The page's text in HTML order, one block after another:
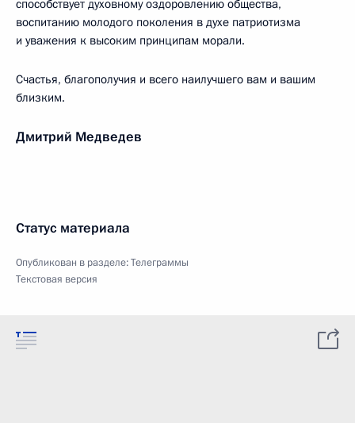
способствует духовному оздоровлению общества,
воспитанию молодого поколения в духе патриотизма
и уважения к высоким принципам морали.
Счастья, благополучия и всего наилучшего вам и вашим
близким.
Дмитрий Медведев
Статус материала
Опубликован в разделе:Телеграммы
Текстовая версия